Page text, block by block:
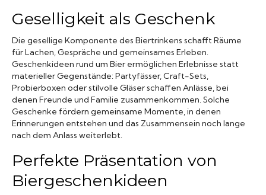
Geselligkeit als Geschenk
Die gesellige Komponente des Biertrinkens schafft Räume
für Lachen, Gespräche und gemeinsames Erleben.
Geschenkideen rund um Bier ermöglichen Erlebnisse statt
materieller Gegenstände: Partyfässer, Craft-Sets,
Probierboxen oder stilvolle Gläser schaffen Anlässe, bei
denen Freunde und Familie zusammenkommen. Solche
Geschenke fördern gemeinsame Momente, in denen
Erinnerungen entstehen und das Zusammensein noch lange
nach dem Anlass weiterlebt.
Perfekte Präsentation von
Biergeschenkideen